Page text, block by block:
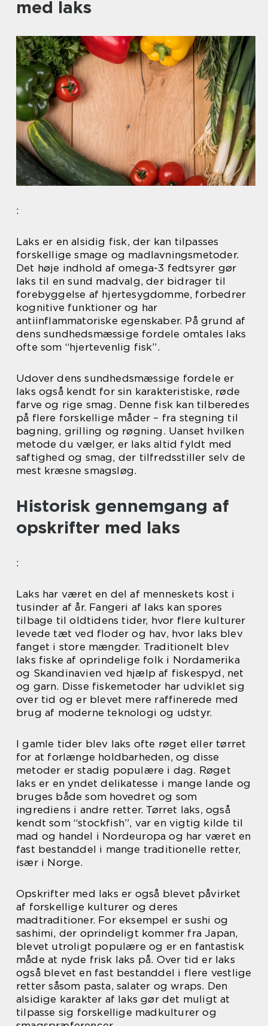
med laks
:
Laks er en alsidig fisk, der kan tilpasses
forskellige smage og madlavningsmetoder.
Det høje indhold af omega-3 fedtsyrer gør
laks til en sund madvalg, der bidrager til
forebyggelse af hjertesygdomme, forbedrer
kognitive funktioner og har
antiinflammatoriske egenskaber. På grund af
dens sundhedsmæssige fordele omtales laks
ofte som “hjertevenlig fisk”.
Udover dens sundhedsmæssige fordele er
laks også kendt for sin karakteristiske, røde
farve og rige smag. Denne fisk kan tilberedes
på flere forskellige måder – fra stegning til
bagning, grilling og røgning. Uanset hvilken
metode du vælger, er laks altid fyldt med
saftighed og smag, der tilfredsstiller selv de
mest kræsne smagsløg.
Historisk gennemgang af
opskrifter med laks
:
Laks har været en del af menneskets kost i
tusinder af år. Fangeri af laks kan spores
tilbage til oldtidens tider, hvor flere kulturer
levede tæt ved floder og hav, hvor laks blev
fanget i store mængder. Traditionelt blev
laks fiske af oprindelige folk i Nordamerika
og Skandinavien ved hjælp af fiskespyd, net
og garn. Disse fiskemetoder har udviklet sig
over tid og er blevet mere raffinerede med
brug af moderne teknologi og udstyr.
I gamle tider blev laks ofte røget eller tørret
for at forlænge holdbarheden, og disse
metoder er stadig populære i dag. Røget
laks er en yndet delikatesse i mange lande og
bruges både som hovedret og som
ingrediens i andre retter. Tørret laks, også
kendt som “stockfish”, var en vigtig kilde til
mad og handel i Nordeuropa og har været en
fast bestanddel i mange traditionelle retter,
især i Norge.
Opskrifter med laks er også blevet påvirket
af forskellige kulturer og deres
madtraditioner. For eksempel er sushi og
sashimi, der oprindeligt kommer fra Japan,
blevet utroligt populære og er en fantastisk
måde at nyde frisk laks på. Over tid er laks
også blevet en fast bestanddel i flere vestlige
retter såsom pasta, salater og wraps. Den
alsidige karakter af laks gør det muligt at
tilpasse sig forskellige madkulturer og